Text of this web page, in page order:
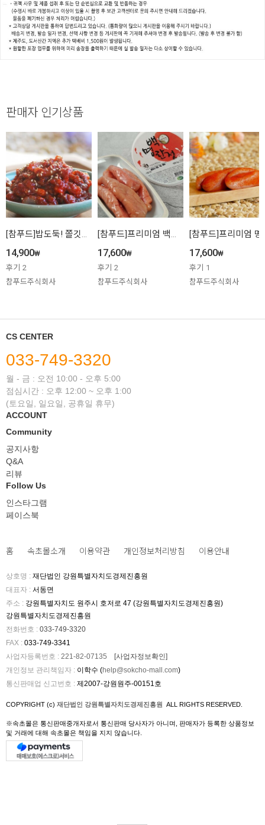
판매자 인기상품
[참푸드]밥도둑! 쫄깃쫄깃 낙지젓 500g/1kg
14,900₩
후기 2
참푸드주식회사
[참푸드]프리미엄 백명란젓 햇 500g/1kg
17,600₩
후기 2
참푸드주식회사
17,600₩
후기 1
참푸드주식회사
CS CENTER
033-749-3320
월 - 금 : 오전 10:00 - 오후 5:00
점심시간 : 오후 12:00 ~ 오후 1:00
(토요일, 일요일, 공휴일 휴무)
ACCOUNT
Community
공지사항
Q&A
리뷰
Follow Us
인스타그램
페이스북
홈 속초몰소개 이용약관 개인정보처리방침 이용안내
상호명 : 재단법인 강원특별자치도경제진흥원
대표자 : 서동면
주소 : 강원특별자치도 원주시 호저로 47 (강원특별자치도경제진흥원)
강원특별자치도경제진흥원
전화번호 : 033-749-3320
FAX : 033-749-3341
사업자등록번호 : 221-82-07135
[사업자정보확인]
개인정보 관리책임자 : 이학수 (help@sokcho-mall.com)
통신판매업 신고번호 : 제2007-강원원주-00151호
COPYRIGHT (c) 재단법인 강원특별자치도경제진흥원 ALL RIGHTS RESERVED.
※속초몰은 통신판매중개자로서 통신판매 당사자가 아니며, 판매자가 등록한 상품정보
및 거래에 대해 속초몰은 책임을 지지 않습니다.